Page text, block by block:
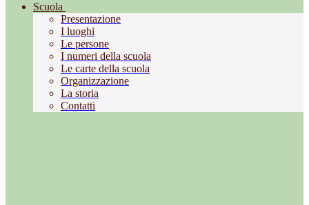
Scuola
Presentazione
I luoghi
Le persone
I numeri della scuola
Le carte della scuola
Organizzazione
La storia
Contatti